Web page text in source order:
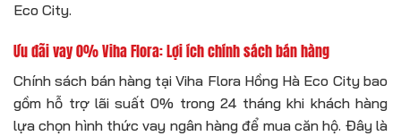
Eco City.
Ưu đãi vay 0% Viha Flora: Lợi ích chính sách bán hàng
Chính sách bán hàng tại Viha Flora Hồng Hà Eco City bao
gồm hỗ trợ lãi suất 0% trong 24 tháng khi khách hàng
lựa chọn hình thức vay ngân hàng để mua căn hộ. Đây là